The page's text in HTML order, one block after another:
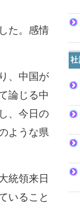
た。感情
、中国が
論じる中
、今日の
ような県
統領来日
いること